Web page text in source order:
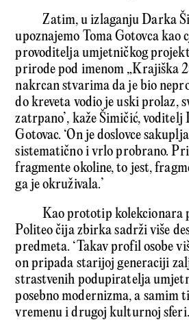
Zatim, u izlaganju Darka
upoznajemo Toma Gotovca kao
provoditelja umjetničkog
prirode pod imenom „Krajiška
nakrcan stvarima da je bio
do kreveta vodio je uski prolaz,
zatrpano’, kaže Šimičić,
Gotovac. ‘On je doslovce
sistematično i vrlo probrano.
fragmente okoline, to jest,
ga je okruživala.’
Kao prototip kolekcionara
Politeo čija zbirka sadrži više
predmeta. ‘Takav profil osobe
on pripada starijoj generaciji
strastvenih podupiratelja
posebno modernizma, a samim
vremenu i drugoj kulturnoj